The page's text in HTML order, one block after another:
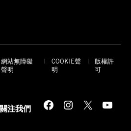
網站無障礙
聲明
COOKIE聲
明
版權許
可
關注我們 Facebook Instagram X YouTube